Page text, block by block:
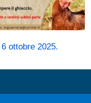
ottobre 2025.